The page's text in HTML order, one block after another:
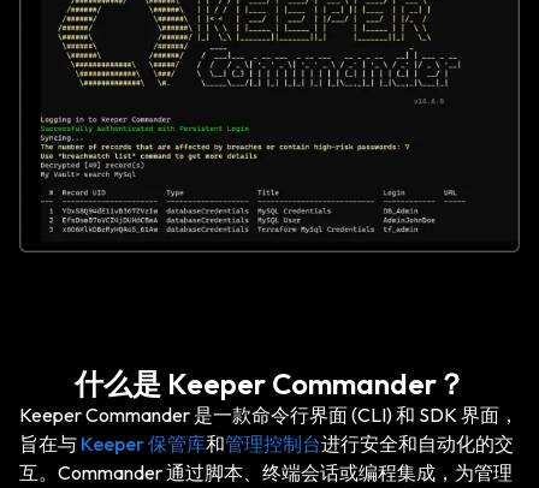
什么是 Keeper Commander？
Keeper Commander 是一款命令行界面 (CLI) 和 SDK 界面，
旨在与 Keeper 保管库和管理控制台进行安全和自动化的交
互。Commander 通过脚本、终端会话或编程集成，为管理